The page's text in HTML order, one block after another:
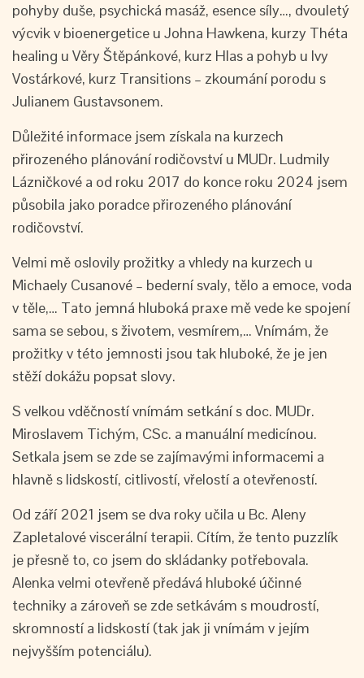
pohyby duše, psychická masáž, esence síly…, dvouletý
výcvik v bioenergetice u Johna Hawkena, kurzy Théta
healing u Věry Štěpánkové, kurz Hlas a pohyb u Ivy
Vostárkové, kurz Transitions – zkoumání porodu s
Julianem Gustavsonem.
Důležité informace jsem získala na kurzech
přirozeného plánování rodičovství u MUDr. Ludmily
Lázničkové a od roku 2017 do konce roku 2024 jsem
působila jako poradce přirozeného plánování
rodičovství.
Velmi mě oslovily prožitky a vhledy na kurzech u
Michaely Cusanové – bederní svaly, tělo a emoce, voda
v těle,… Tato jemná hluboká praxe mě vede ke spojení
sama se sebou, s životem, vesmírem,… Vnímám, že
prožitky v této jemnosti jsou tak hluboké, že je jen
stěží dokážu popsat slovy.
S velkou vděčností vnímám setkání s doc. MUDr.
Miroslavem Tichým, CSc. a manuální medicínou.
Setkala jsem se zde se zajímavými informacemi a
hlavně s lidskostí, citlivostí, vřelostí a otevřeností.
Od září 2021 jsem se dva roky učila u Bc. Aleny
Zapletalové viscerální terapii. Cítím, že tento puzzlík
je přesně to, co jsem do skládanky potřebovala.
Alenka velmi otevřeně předává hluboké účinné
techniky a zároveň se zde setkávám s moudrostí,
skromností a lidskostí (tak jak ji vnímám v jejím
nejvyšším potenciálu).